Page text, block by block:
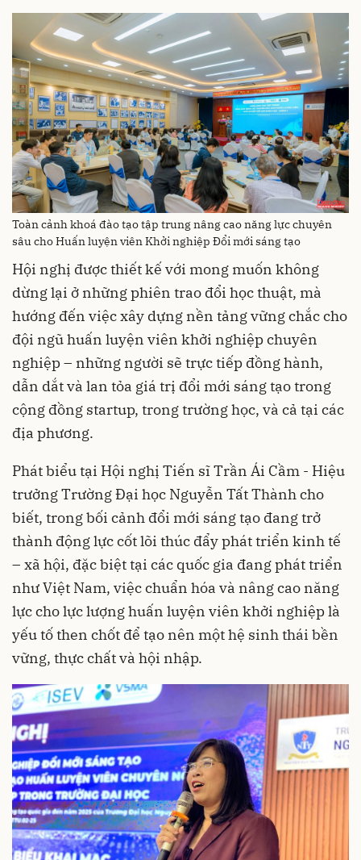
Toàn cảnh khoá đào tạo tập trung nâng cao năng lực chuyên
sâu cho Huấn luyện viên Khởi nghiệp Đổi mới sáng tạo
Hội nghị được thiết kế với mong muốn không
dừng lại ở những phiên trao đổi học thuật, mà
hướng đến việc xây dựng nền tảng vững chắc cho
đội ngũ huấn luyện viên khởi nghiệp chuyên
nghiệp – những người sẽ trực tiếp đồng hành,
dẫn dắt và lan tỏa giá trị đổi mới sáng tạo trong
cộng đồng startup, trong trường học, và cả tại các
địa phương.
Phát biểu tại Hội nghị Tiến sĩ Trần Ái Cầm - Hiệu
trưởng Trường Đại học Nguyễn Tất Thành cho
biết, trong bối cảnh đổi mới sáng tạo đang trở
thành động lực cốt lõi thúc đẩy phát triển kinh tế
– xã hội, đặc biệt tại các quốc gia đang phát triển
như Việt Nam, việc chuẩn hóa và nâng cao năng
lực cho lực lượng huấn luyện viên khởi nghiệp là
yếu tố then chốt để tạo nên một hệ sinh thái bền
vững, thực chất và hội nhập.